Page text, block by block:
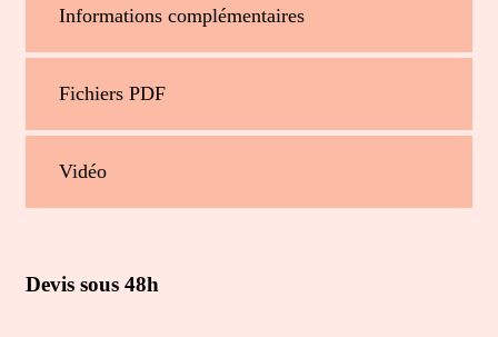
Informations complémentaires
Fichiers PDF
Vidéo
Devis sous 48h